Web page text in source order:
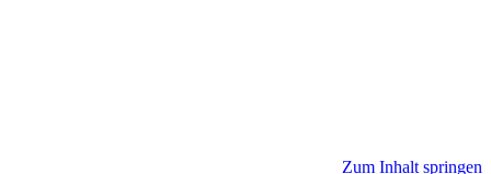
Zum Inhalt springen